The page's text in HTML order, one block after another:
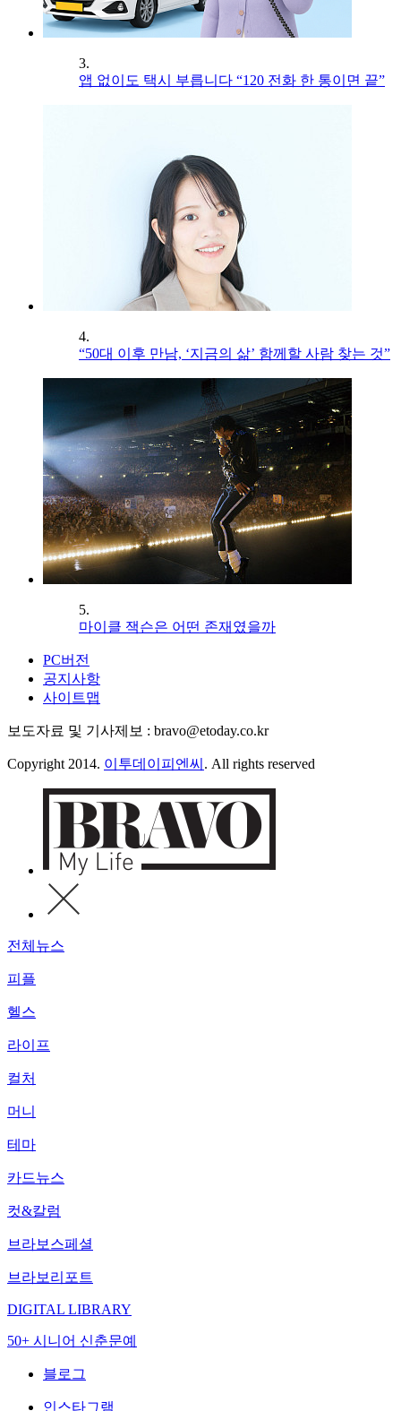
3.
앱 없이도 택시 부릅니다 “120 전화 한 통이면 끝”
4.
“50대 이후 만남, ‘지금의 삶’ 함께할 사람 찾는 것”
5.
마이클 잭슨은 어떤 존재였을까
PC버전
공지사항
사이트맵
보도자료 및 기사제보 : bravo@etoday.co.kr
Copyright 2014. 이투데이피엔씨 . All rights reserved
전체뉴스
피플
헬스
라이프
컬처
머니
테마
카드뉴스
컷&칼럼
브라보스페셜
브라보리포트
DIGITAL LIBRARY
50+ 시니어 신춘문예
블로그
인스타그램